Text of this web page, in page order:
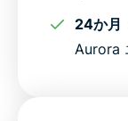
24か月
Aurora